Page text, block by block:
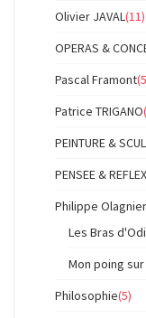
Olivier JAVAL(11)
OPERAS &
Pascal Framont
Patrice TRIGANO
PEINTURE &
PENSEE &
Philippe Olagnier
Les Bras
Mon poing
Philosophie(5)